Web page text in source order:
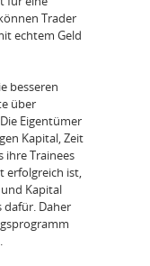
Trader
echtem Geld
besseren
über
Eigentümer
Kapital, Zeit
ihre Trainees
erfolgreich ist,
Kapital
Daher